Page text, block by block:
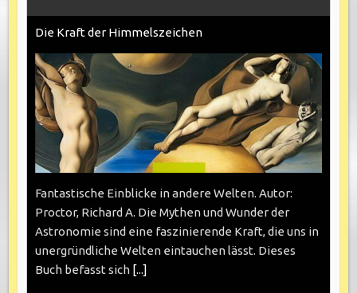
Die Kraft der Himmelszeichen
Fantastische Einblicke in andere Welten. Autor:
Proctor, Richard A. Die Mythen und Wunder der
Astronomie sind eine faszinierende Kraft, die uns in
unergründliche Welten eintauchen lässt. Dieses
Buch befasst sich [...]